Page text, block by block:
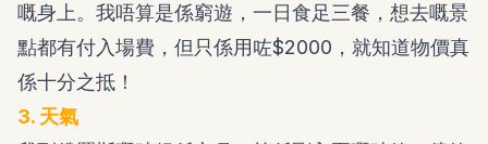
嘅身上。我唔算是係窮遊，一日食足三餐，想去嘅景
點都有付入場費，但只係用咗$2000，就知道物價真
係十分之抵！
3. 天氣